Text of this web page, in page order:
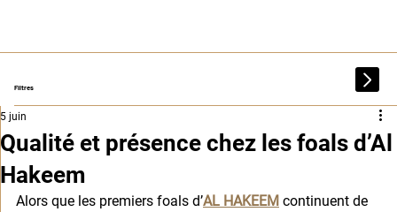
Filtres
Qualité et présence chez les foals d’Al
Hakeem
5 juin
Alors que les premiers foals d’AL HAKEEM continuent de